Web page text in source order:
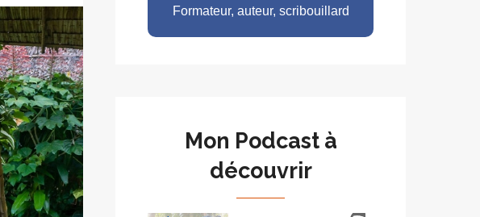
Formateur, auteur, scribouillard
Mon Podcast à
découvrir